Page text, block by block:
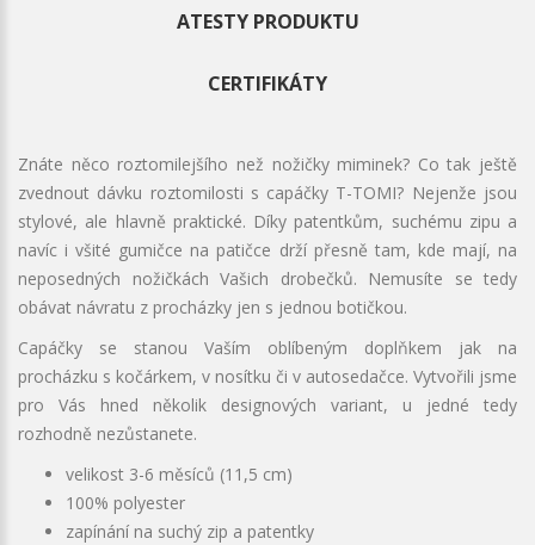
ATESTY PRODUKTU
CERTIFIKÁTY
Znáte něco roztomilejšího než nožičky miminek? Co tak ještě
zvednout dávku roztomilosti s capáčky T-TOMI? Nejenže jsou
stylové, ale hlavně praktické. Díky patentkům, suchému zipu a
navíc i všité gumičce na patičce drží přesně tam, kde mají, na
neposedných nožičkách Vašich drobečků. Nemusíte se tedy
obávat návratu z procházky jen s jednou botičkou.
Capáčky se stanou Vaším oblíbeným doplňkem jak na
procházku s kočárkem, v nosítku či v autosedačce. Vytvořili jsme
pro Vás hned několik designových variant, u jedné tedy
rozhodně nezůstanete.
velikost 3-6 měsíců (11,5 cm)
100% polyester
zapínání na suchý zip a patentky